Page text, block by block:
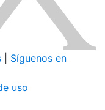
Síguenos en
uso